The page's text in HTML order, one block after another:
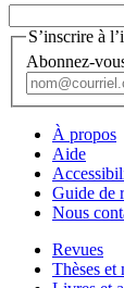
S’inscrire à
Abonnez-
À propos
Aide
Guide de
Nous
Revues
Thèses et